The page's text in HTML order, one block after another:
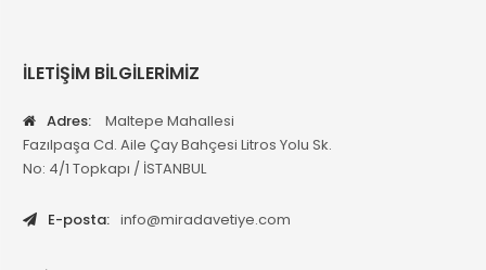
İLETİŞİM BİLGİLERİMİZ
Adres:
Maltepe Mahallesi
Fazılpaşa Cd. Aile Çay Bahçesi Litros Yolu Sk.
No: 4/1 Topkapı / İSTANBUL
E-posta: info@miradavetiye.com